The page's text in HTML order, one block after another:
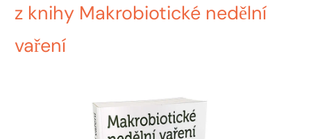
z knihy Makrobiotické nedělní
vaření